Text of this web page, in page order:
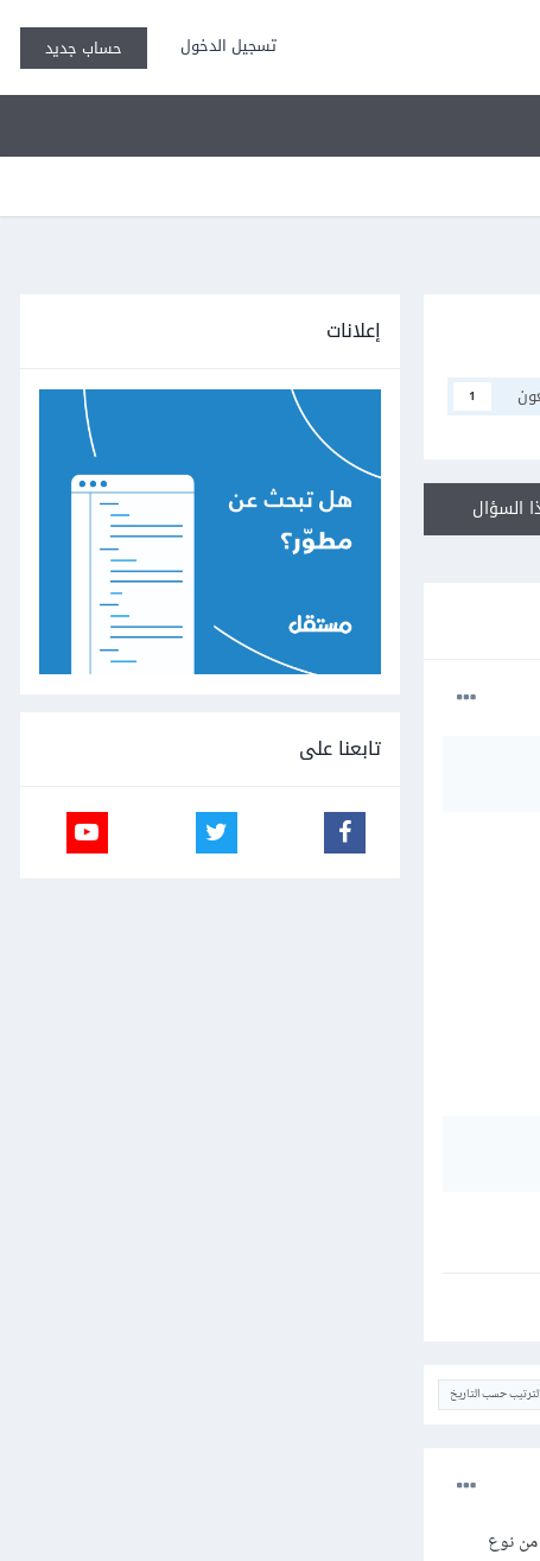
تسجيل الدخول حساب جديد
1
السؤال
الترتيب حسب التاريخ
من نوع
إعلانات
تابعنا على